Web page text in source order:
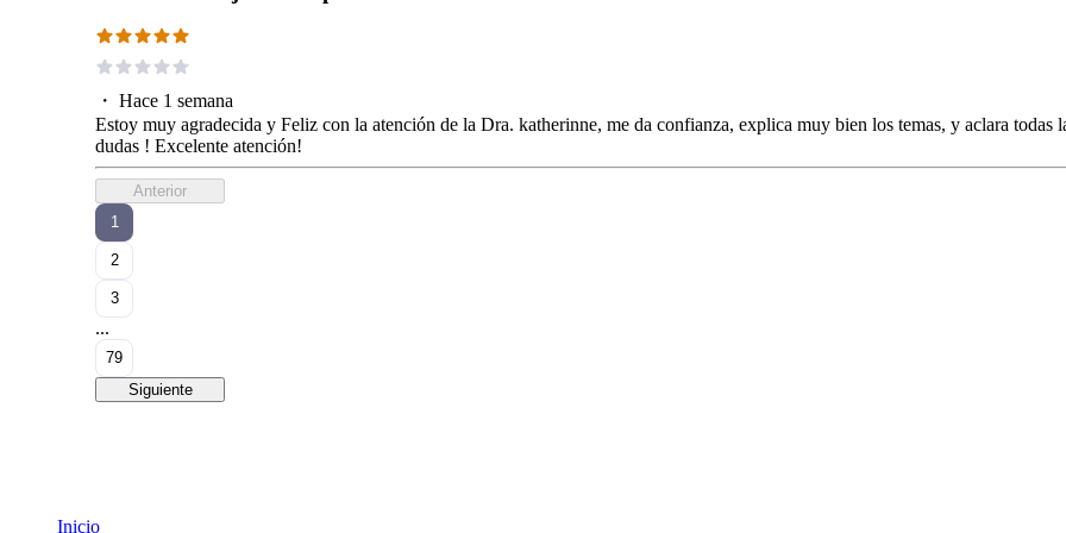
・ Hace 1 semana
Estoy muy agradecida y Feliz con la atención de la Dra. katherinne, me da confianza, explica muy bien los temas, y aclara todas
dudas ! Excelente atención!
Anterior
1
2
3
...
79
Siguiente
Inicio